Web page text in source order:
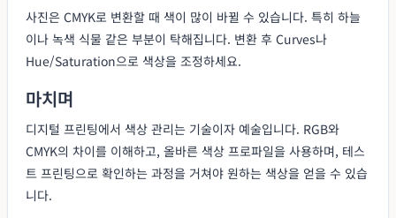
사진은 CMYK로 변환할 때 색이 많이 바뀔 수 있습니다. 특히 하늘
이나 녹색 식물 같은 부분이 탁해집니다. 변환 후 Curves나
Hue/Saturation으로 색상을 조정하세요.
마치며
디지털 프린팅에서 색상 관리는 기술이자 예술입니다. RGB와
CMYK의 차이를 이해하고, 올바른 색상 프로파일을 사용하며, 테스
트 프린팅으로 확인하는 과정을 거쳐야 원하는 색상을 얻을 수 있습
니다.